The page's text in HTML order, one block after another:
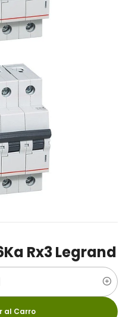
Rx3 Legrand
al Carro